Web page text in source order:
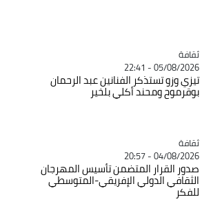
Catégorie
ثقافة
05/08/2026 - 22:41
تيزي وزو تستذكر الفنانين عبد الرحمان
بوقرموح ومحند أكلي بلخير
Catégorie
ثقافة
04/08/2026 - 20:57
صدور القرار المتضمن تأسيس المهرجان
الثقافي الدولي الإفريقي-المتوسطي
للفكر